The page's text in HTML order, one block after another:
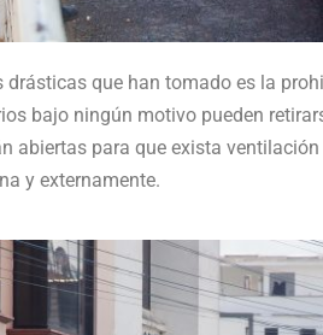
drásticas que han tomado es la
bajo ningún motivo pueden
abiertas para que exista
y externamente.